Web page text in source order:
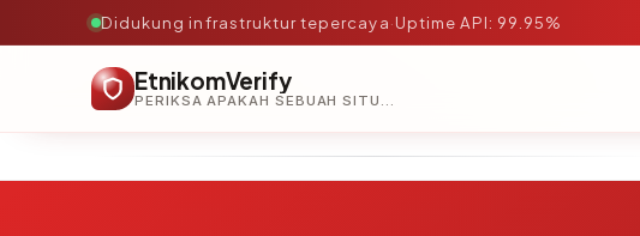
Didukung infrastruktur tepercaya·Uptime API: 99.95%
EtnikomVerify
PERIKSA APAKAH SEBUAH SITUS AMAN, TEPERCAYA, DAN TERVERIFIKASI DALAM HITUNGAN DETIK.